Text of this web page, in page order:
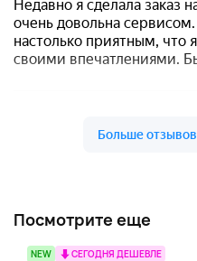
Посмотрите еще
NEW СЕГОДНЯ ДЕШЕВЛЕ